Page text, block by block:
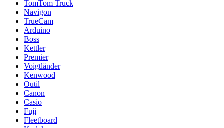
TomTom Truck
Navigon
TrueCam
Arduino
Boss
Kettler
Premier
Voigtländer
Kenwood
Outil
Canon
Casio
Fuji
Fleetboard